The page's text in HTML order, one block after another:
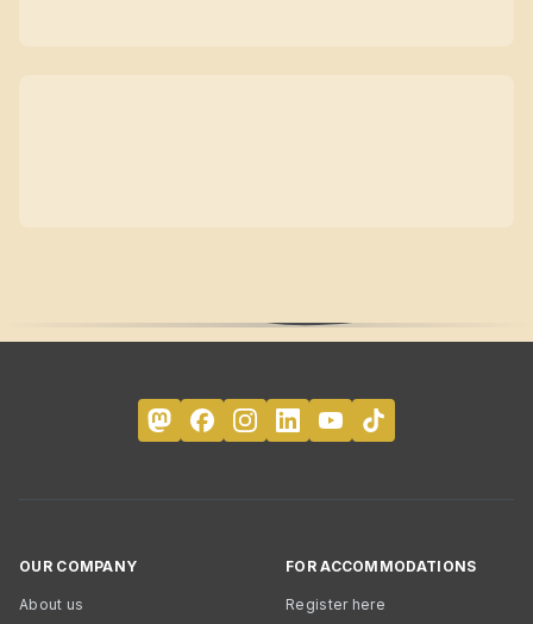
OUR COMPANY
About us
FOR ACCOMMODATIONS
Register here